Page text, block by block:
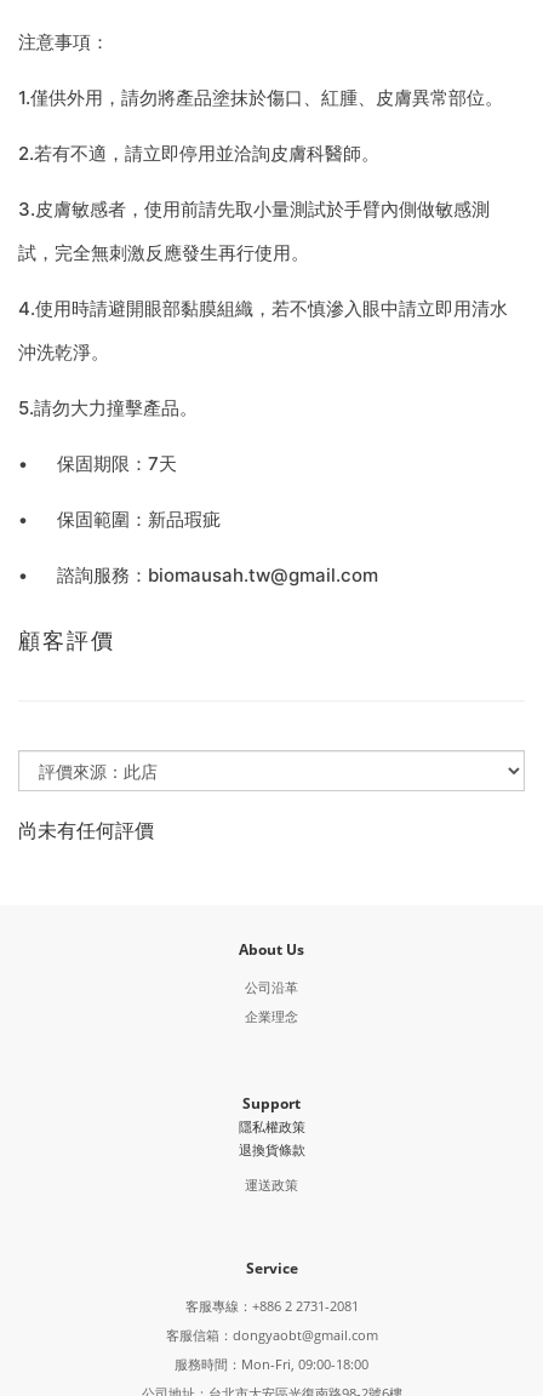
注意事項：
1.僅供外用，請勿將產品塗抹於傷口、紅腫、皮膚異常部位。
2.若有不適，請立即停用並洽詢皮膚科醫師。
3.皮膚敏感者，使用前請先取小量測試於手臂內側做敏感測
試，完全無刺激反應發生再行使用。
4.使用時請避開眼部黏膜組織，若不慎滲入眼中請立即用清水
沖洗乾淨。
5.請勿大力撞擊產品。
• 保固期限：7天
• 保固範圍：新品瑕疵
• 諮詢服務：biomausah.tw@gmail.com
顧客評價
尚未有任何評價
About Us
公司沿革
企業理念
Support
隱私權政策
退換貨條款
運送政策
Service
客服專線：+886 2 2731-2081
客服信箱：dongyaobt@gmail.com
服務時間：Mon-Fri, 09:00-18:00